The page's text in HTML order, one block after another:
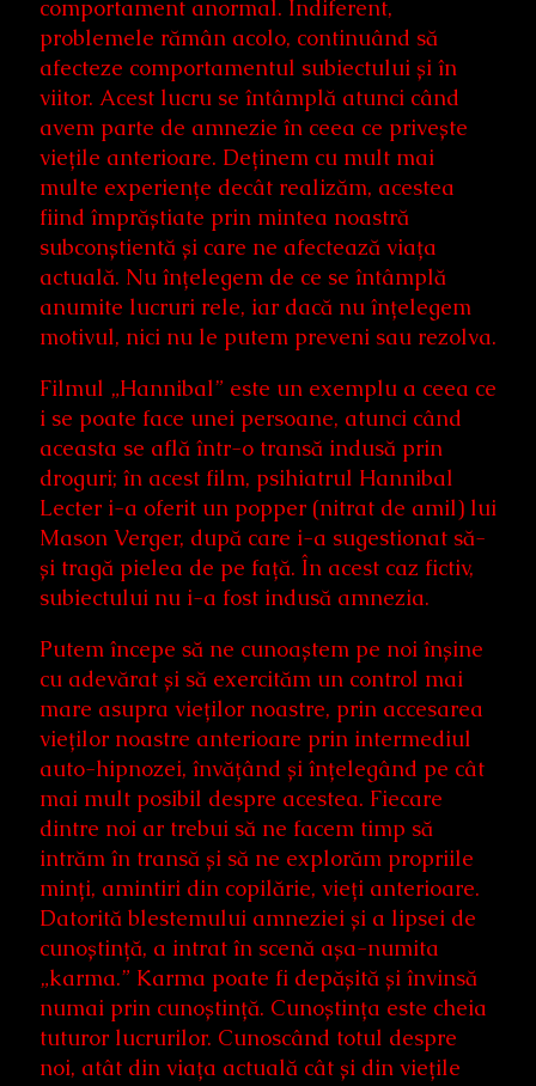
comportament anormal. Indiferent,
problemele rămân acolo, continuând să
afecteze comportamentul subiectului și în
viitor. Acest lucru se întâmplă atunci când
avem parte de amnezie în ceea ce privește
viețile anterioare. Deținem cu mult mai
multe experiențe decât realizăm, acestea
fiind împrăștiate prin mintea noastră
subconștientă și care ne afectează viața
actuală. Nu înțelegem de ce se întâmplă
anumite lucruri rele, iar dacă nu înțelegem
motivul, nici nu le putem preveni sau rezolva.
Filmul „Hannibal” este un exemplu a ceea ce
i se poate face unei persoane, atunci când
aceasta se află într-o transă indusă prin
droguri; în acest film, psihiatrul Hannibal
Lecter i-a oferit un popper (nitrat de amil) lui
Mason Verger, după care i-a sugestionat să-
și tragă pielea de pe față. În acest caz fictiv,
subiectului nu i-a fost indusă amnezia.
Putem începe să ne cunoaștem pe noi înșine
cu adevărat și să exercităm un control mai
mare asupra vieților noastre, prin accesarea
vieților noastre anterioare prin intermediul
auto-hipnozei, învățând și înțelegând pe cât
mai mult posibil despre acestea. Fiecare
dintre noi ar trebui să ne facem timp să
intrăm în transă și să ne explorăm propriile
minți, amintiri din copilărie, vieți anterioare.
Datorită blestemului amneziei și a lipsei de
cunoștință, a intrat în scenă așa-numita
„karma.” Karma poate fi depășită și învinsă
numai prin cunoștință. Cunoștința este cheia
tuturor lucrurilor. Cunoscând totul despre
noi, atât din viața actuală cât și din viețile